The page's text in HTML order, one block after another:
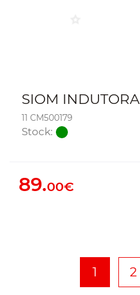
SIOM INDUTORA
11 CM500179
Stock:
89.00€
1 2